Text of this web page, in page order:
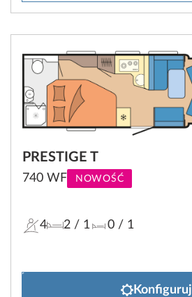
PRESTIGE T
740 WF NOWOŚĆ
4 2 / 1 0/ 1
Konfiguruj